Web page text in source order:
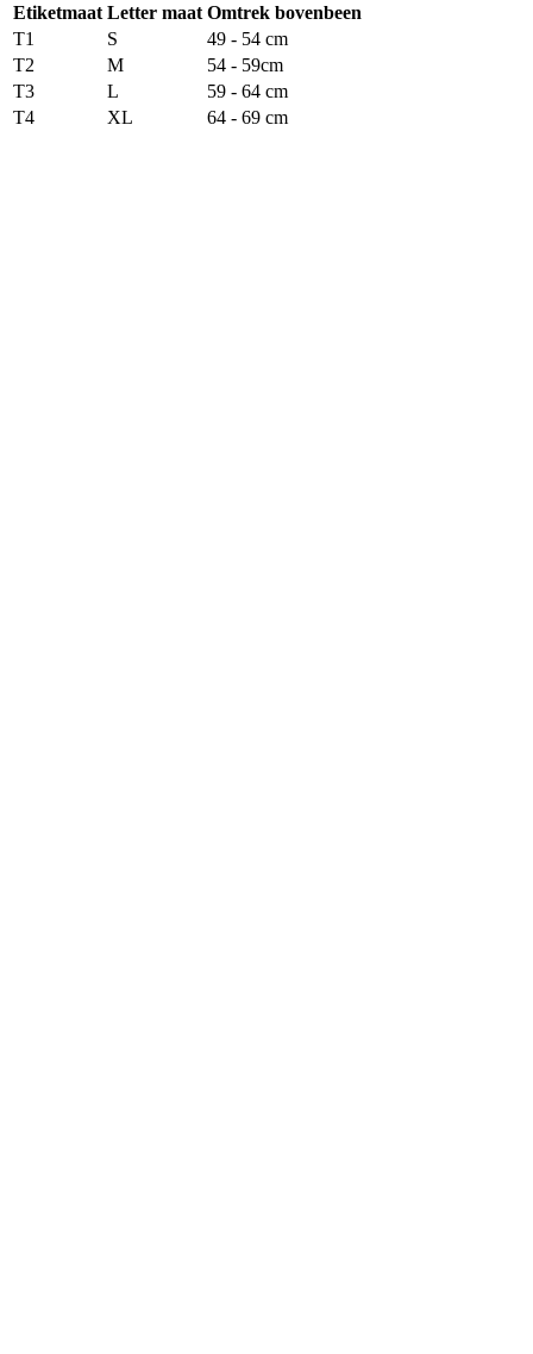
Etiketmaat Letter maat Omtrek bovenbeen
T1
S
49 - 54 cm
T2
M
54 - 59cm
T3
L
59 - 64 cm
T4
XL 64 - 69 cm